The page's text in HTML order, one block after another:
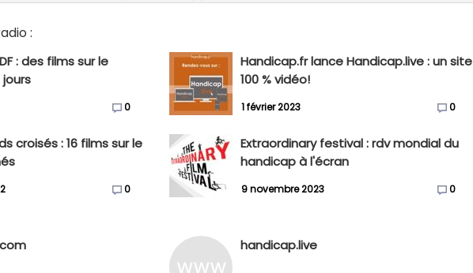
:
: des films sur le
0
Handicap.fr lance Handicap.live : un site
100 % vidéo!
1 février 2023 0
croisés : 16 films sur le
0
Extraordinary festival : rdv mondial du
handicap à l'écran
9 novembre 2023 0
handicap.live